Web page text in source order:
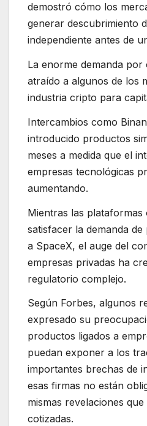
demostró cómo los
generar descubrimiento
independiente antes de
La enorme demanda por
atraído a algunos de los
industria cripto para
Intercambios como
introducido productos
meses a medida que el
empresas tecnológicas
aumentando.
Mientras las
satisfacer la demanda
a SpaceX, el auge del
empresas privadas ha
regulatorio complejo.
Según Forbes, algunos
expresado su
productos ligados a
puedan exponer a los
importantes brechas de
esas firmas no están
mismas revelaciones
cotizadas.